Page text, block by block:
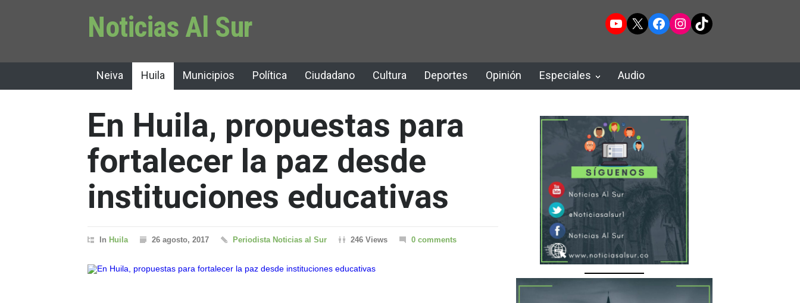
Noticias Al Sur YouTube
X Facebook
Instagram
TikTok
Neiva Huila Municipios Política Ciudadano Cultura Deportes Opinión Especiales Audio
En Huila, propuestas para
fortalecer la paz desde
instituciones educativas
In Huila 26 agosto, 2017 Periodista Noticias al Sur 246 Views 0 comments